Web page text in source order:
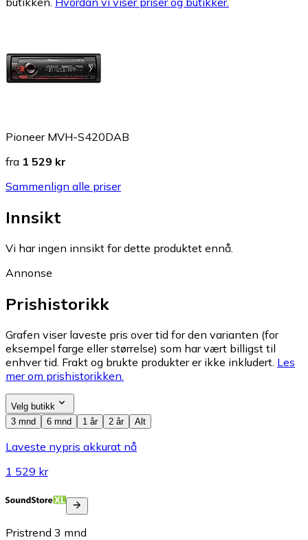
Pioneer MVH-S420DAB
fra 1 529 kr
Sammenlign alle priser
Innsikt
Vi har ingen innsikt for dette produktet ennå.
Annonse
Prishistorikk
Grafen viser laveste pris over tid for den varianten (for
eksempel farge eller størrelse) som har vært billigst til
enhver tid. Frakt og brukte produkter er ikke inkludert. Les
mer om prishistorikken.
Velg butikk
3 mnd
6 mnd 1 år 2 år Alt
Laveste nypris akkurat nå
1 529 kr
Pristrend 3 mnd